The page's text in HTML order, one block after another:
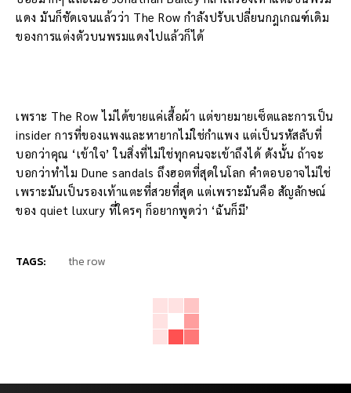
แดง มันก็ชัดเจนแล้วว่า The Row กำลังปรับเปลี่ยนกฎเกณฑ์เดิม
ของการแต่งตัวบนพรมแดงไปแล้วก็ได้
เพราะ The Row ไม่ได้ขายแค่เสื้อผ้า แต่ขายมายเซ็ตและการเป็น
insider การที่ของแพงและหายากไม่ใช่กำแพง แต่เป็นรหัสลับที่
บอกว่าคุณ ‘เข้าใจ’ ในสิ่งที่ไม่ใช่ทุกคนจะเข้าถึงได้ ดังนั้น ถ้าจะ
บอกว่าทำไม Dune sandals ถึงฮอตที่สุดในโลก คำตอบอาจไม่ใช่
เพราะมันเป็นรองเท้าแตะที่สวยที่สุด แต่เพราะมันคือ สัญลักษณ์
ของ quiet luxury ที่ใครๆ ก็อยากพูดว่า ‘ฉันก็มี’
TAGS: the row